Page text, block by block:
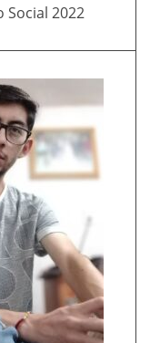
Social 2022